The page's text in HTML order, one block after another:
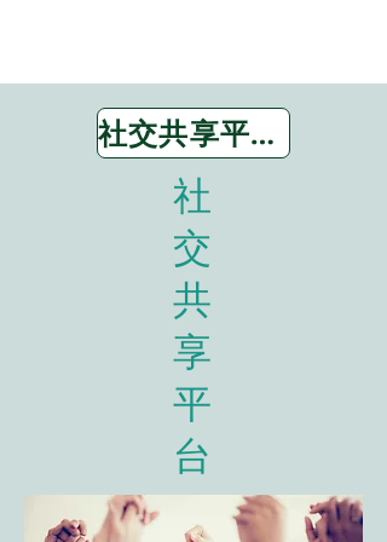
社交共享平台公约
社
交
共
享
平
台